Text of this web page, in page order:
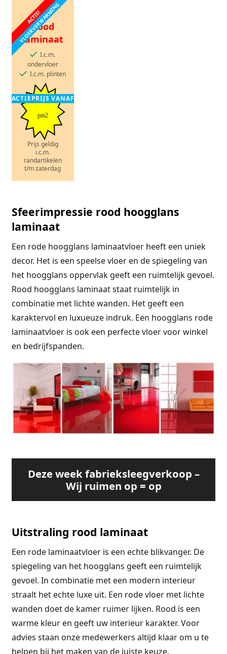
ACTIE!
VLOERVERWARMING
Rood
laminaat
I.c.m.
ondervloer
I.c.m. plinten
ACTIEPRIJS VANAF
pm2
Prijs geldig
i.c.m.
randartikelen
t/m zaterdag
Sfeerimpressie rood hoogglans
laminaat
Een rode hoogglans laminaatvloer heeft een uniek
decor. Het is een speelse vloer en de spiegeling van
het hoogglans oppervlak geeft een ruimtelijk gevoel.
Rood hoogglans laminaat staat ruimtelijk in
combinatie met lichte wanden. Het geeft een
karaktervol en luxueuze indruk. Een hoogglans rode
laminaatvloer is ook een perfecte vloer voor winkel
en bedrijfspanden.
Deze week fabrieksleegverkoop –
Wij ruimen op = op
Uitstraling rood laminaat
Een rode laminaatvloer is een echte blikvanger. De
spiegeling van het hoogglans geeft een ruimtelijk
gevoel. In combinatie met een modern interieur
straalt het echte luxe uit. Een rode vloer met lichte
wanden doet de kamer ruimer lijken. Rood is een
warme kleur en geeft uw interieur karakter. Voor
advies staan onze medewerkers altijd klaar om u te
helpen bij het maken van de juiste keuze.